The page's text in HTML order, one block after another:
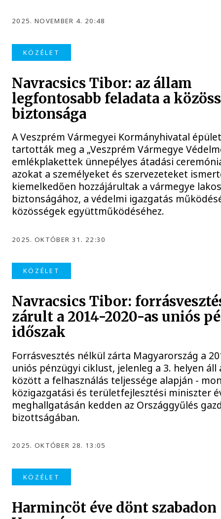
2025. NOVEMBER 4. 20:48
KÖZÉLET
Navracsics Tibor: az állam
legfontosabb feladata a
biztonsága
A Veszprém Vármegyei Kormányhivatal
tartották meg a „Veszprém Vármegye
emlékplakettek ünnepélyes átadási
azokat a személyeket és szervezeteket
kiemelkedően hozzájárultak a vármegye
biztonságához, a védelmi igazgatás
közösségek együttműködéséhez.
2025. OKTÓBER 31. 22:30
KÖZÉLET
Navracsics Tibor:
zárult a 2014-2020-as uniós
időszak
Forrásvesztés nélkül zárta Magyarország a
uniós pénzügyi ciklust, jelenleg a 3. helyen
között a felhasználás teljessége alapján -
közigazgatási és területfejlesztési miniszter
meghallgatásán kedden az Országgyűlés
bizottságában.
2025. OKTÓBER 28. 13:05
KÖZÉLET
Harmincöt éve dönt szabadon